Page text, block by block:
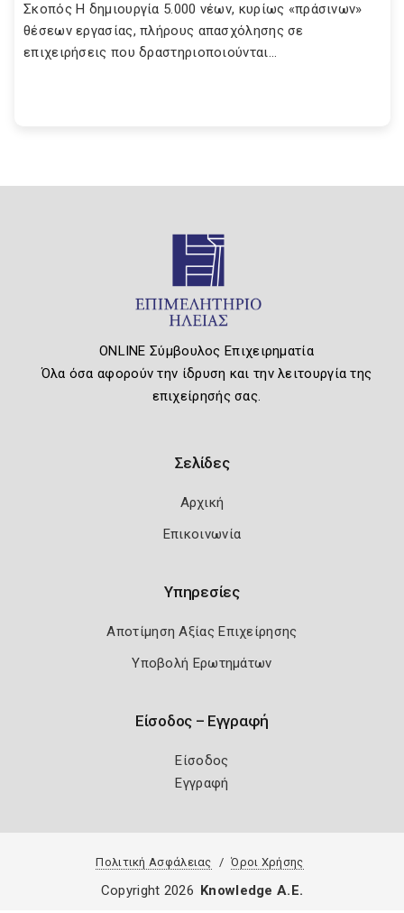
Σκοπός Η δημιουργία 5.000 νέων, κυρίως «πράσινων»
θέσεων εργασίας, πλήρους απασχόλησης σε
επιχειρήσεις που δραστηριοποιούνται...
ONLINE Σύμβουλος Επιχειρηματία
Όλα όσα αφορούν την ίδρυση και την λειτουργία της
επιχείρησής σας.
Σελίδες
Αρχική
Επικοινωνία
Υπηρεσίες
Αποτίμηση Αξίας Επιχείρησης
Υποβολή Ερωτημάτων
Είσοδος – Εγγραφή
Είσοδος
Εγγραφή
Πολιτική Ασφάλειας Όροι Χρήσης
Copyright 2026 Knowledge A.E.